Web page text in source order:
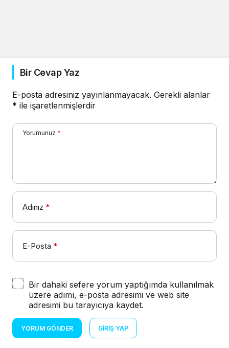
Bir Cevap Yaz
E-posta adresiniz yayınlanmayacak. Gerekli alanlar
* ile işaretlenmişlerdir
Yorumunuz *
Adınız *
E-Posta *
Bir dahaki sefere yorum yaptığımda kullanılmak
üzere adımı, e-posta adresimi ve web site
adresimi bu tarayıcıya kaydet.
YORUM GÖNDER GIRIŞ YAP